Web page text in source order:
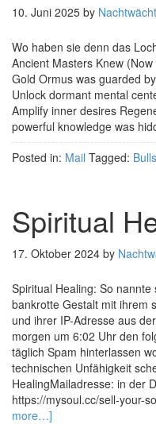
10. Juni 2025 by
Wo haben sie denn das
Ancient Masters Knew
Gold Ormus was guarded
Unlock dormant mental
Amplify inner desires
powerful knowledge was
Posted in: Mail Tagged:
Spiritual
17. Oktober 2024 by
Spiritual Healing: So
bankrotte Gestalt mit ihrem
und ihrer IP-Adresse aus
morgen um 6:02 Uhr den
täglich Spam hinterlassen
technischen Unfähigkeit
HealingMailadresse: in der
https://mysoul.cc/sell-your-
more…]